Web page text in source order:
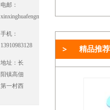
电邮：
xinxinghuafengmuye@163.com
手机：
13910983128
地址：长
阳镇高佃
第一村西
精品推荐